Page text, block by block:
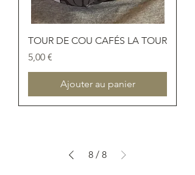
TOUR DE COU CAFÉS LA TOUR
Prix
5,00 €
Ajouter au panier
8 / 8